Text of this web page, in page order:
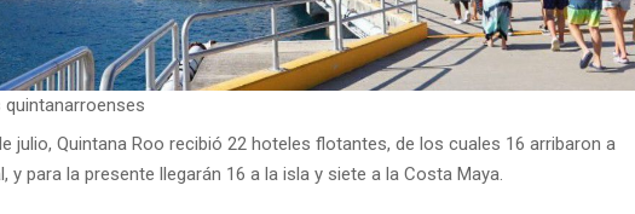
julio, Quintana Roo recibió 22 hoteles flotantes, de los cuales 16 arribaron a
y para la presente llegarán 16 a la isla y siete a la Costa Maya.